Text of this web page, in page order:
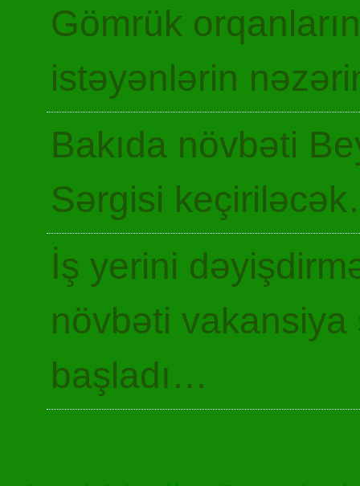
Gömrük
istəyənlərin
Bakıda növbəti
Sərgisi
İş yerini
növbəti
başladı…